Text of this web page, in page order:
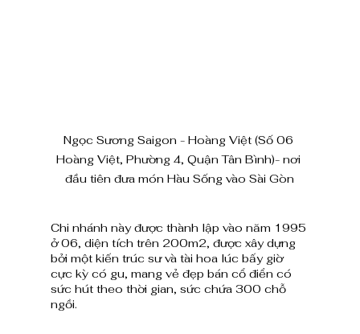
Ngọc Sương Saigon - Hoàng Việt (Số 06
Hoàng Việt, Phường 4, Quận Tân Bình)- nơi
đầu tiên đưa món Hàu Sống vào Sài Gòn
Chi nhánh này được thành lập vào năm 1995
ở 06, diện tích trên 200m2, được xây dựng
bởi một kiến trúc sư và tài hoa lúc bấy giờ
cực kỳ có gu, mang vẻ đẹp bán cổ điển có
sức hút theo thời gian, sức chứa 300 chỗ
ngồi.